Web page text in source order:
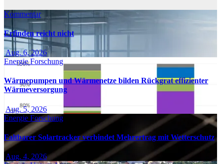
Kommentar
Erfinden reicht nicht
Aug. 6, 2026
EnergieForschung
Wärmepumpen und Wärmenetze bilden Rückgrat effizienter
Wärmeversorgung
Aug. 5, 2026
Energie Forschung
Faltbarer Solartracker verbindet Mehrertrag mit Wetterschutz
Aug. 4, 2026